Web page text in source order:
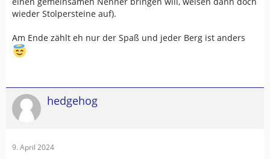
wieder Stolpersteine auf).
Am Ende zählt eh nur der Spaß und jeder Berg ist anders
hedgehog
9. April 2024